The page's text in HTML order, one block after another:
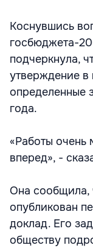
Коснувшись
госбюджета-
подчеркнула,
утверждение в
определенные
года.
«Работы очень
вперед», -
Она сообщила,
опубликован
доклад. Его
обществу